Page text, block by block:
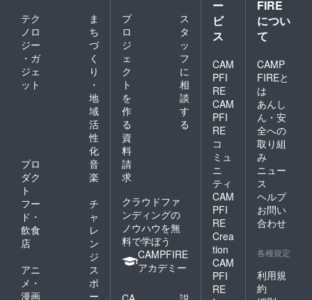
テク
ノロ
ジー
・ガ
ジェ
ット
ま
ち
づ
く
り
・
地
域
活
性
化
プロ
ダク
ト
音
楽
フー
ド・
飲食
店
チ
ャ
レ
ン
ジ
アニ
メ・
漫画
ス
ポ
ー
プ
ロ
ジ
ェ
ク
ト
を
作
る
ス
タ
ッ
フ
に
相
談
す
る
資
料
請
求
クラウドファ
ンディングの
ノウハウを無
料で学ぼう
CAMPFIRE
アカデミー
ー
ビ
ス
CAM
PFI
RE
CAM
PFI
RE
コ
ミュ
ニ
ティ
CAM
PFI
RE
Crea
tion
CAM
PFI
RE
FIRE
につい
て
CAMP
FIREと
は
あんし
ん・安
全への
取り組
み
ニュー
ス
ヘルプ
お問い
合わせ
各種規定
利用規
約